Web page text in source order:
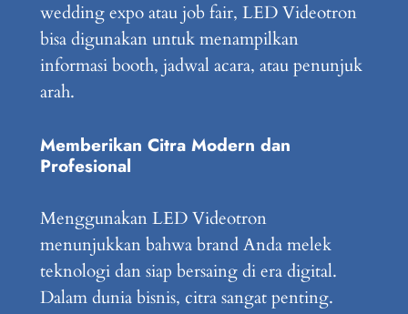
wedding expo atau job fair, LED Videotron
bisa digunakan untuk menampilkan
informasi booth, jadwal acara, atau penunjuk
arah.
Memberikan Citra Modern dan
Profesional
Menggunakan LED Videotron
menunjukkan bahwa brand Anda melek
teknologi dan siap bersaing di era digital.
Dalam dunia bisnis, citra sangat penting.